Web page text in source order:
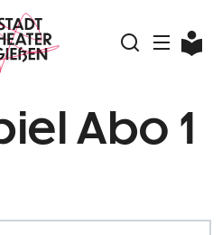
Abo 1